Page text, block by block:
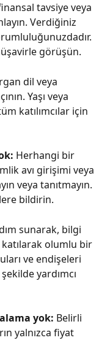
tavsiye veya
Verdiğiniz
görüşün.
dil veya
Yaşı veya
katılımcılar için
Herhangi bir
avı girişimi veya
veya tanıtmayın.
bildirin.
sunarak, bilgi
katılarak olumlu bir
ve endişeleri
yardımcı
yok: Belirli
yalnızca fiyat